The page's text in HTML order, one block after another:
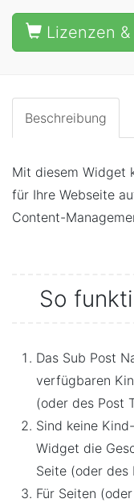
Lizenzen
Beschreibung
Mit diesem Widget
für Ihre Webseite
Content-
So
Das Sub Post
verfügbaren
(oder des Post
Sind keine
Widget die
Seite (oder des
Für Seiten